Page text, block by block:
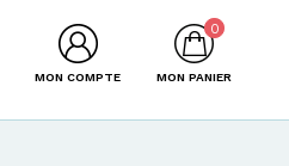
MON PANIER
0
MON COMPTE